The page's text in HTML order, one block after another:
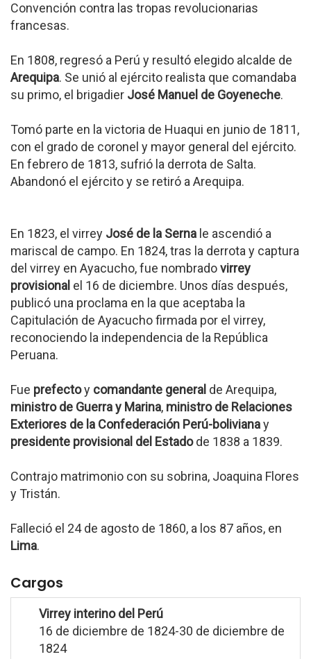
Convención contra las tropas revolucionarias
francesas.
En 1808, regresó a Perú y resultó elegido alcalde de
Arequipa. Se unió al ejército realista que comandaba
su primo, el brigadier José Manuel de Goyeneche.
Tomó parte en la victoria de Huaqui en junio de 1811,
con el grado de coronel y mayor general del ejército.
En febrero de 1813, sufrió la derrota de Salta.
Abandonó el ejército y se retiró a Arequipa.
En 1823, el virrey José de la Serna le ascendió a
mariscal de campo. En 1824, tras la derrota y captura
del virrey en Ayacucho, fue nombradovirrey
provisional el 16 de diciembre. Unos días después,
publicó una proclama en la que aceptaba la
Capitulación de Ayacucho firmada por el virrey,
reconociendo la independencia de la República
Peruana.
Fue prefectoy comandante general de Arequipa,
ministro de Guerra y Marina, ministro de Relaciones
Exteriores de la Confederación Perú-bolivianay
presidente provisional del Estadode 1838 a 1839.
Contrajo matrimonio con su sobrina, Joaquina Flores
y Tristán.
Falleció el 24 de agosto de 1860, a los 87 años, en
Lima.
Cargos
Virrey interino del Perú
16 de diciembre de 1824-30 de diciembre de
1824